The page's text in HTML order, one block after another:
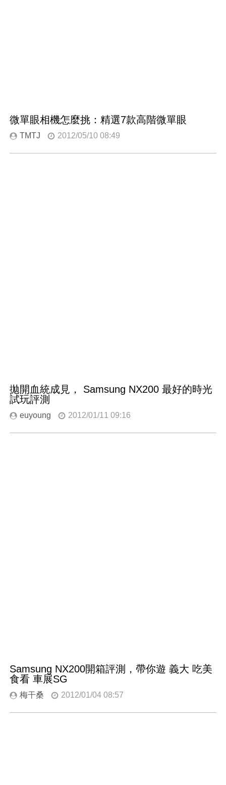
微單眼相機怎麼挑：精選7款高階微單眼
TMTJ 2012/05/10 08:49
拋開血統成見， Samsung NX200 最好的時光
試玩評測
euyoung 2012/01/11 09:16
Samsung NX200開箱評測，帶你遊 義大 吃美
食看 車展SG
梅干桑 2012/01/04 08:57